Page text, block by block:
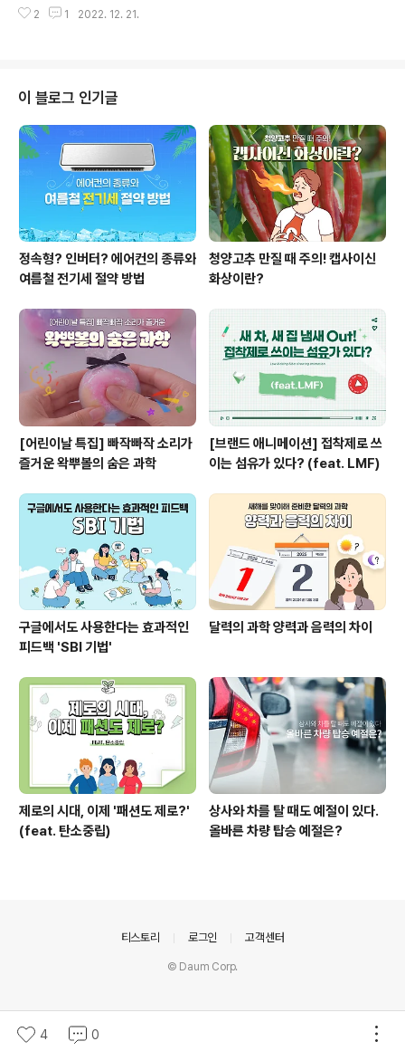
까지 온실가스 배출량을 23% 감축하고 2050년 ‘넷 제로’
23년을 대비해 한 발 빠르게 준비해보시는 것은 어떨까
있는데요. 2022년 하반기, 휴비스에는 어떤 소식이 있었
는지 정리해보도록 하겠습니다. ■ 건강기능성 브랜드 '웰
에버' 출시 지난 8월, 휴비스는 건강기능성섬유 통합 브랜
드 '웰에버(Wellever)'를 론칭하고 고기능 차별화 제품 라
인업 강화에 나섰습니다. 웰에버는 ‘well(건강한)’과 ‘eve
r(언제나)’..
2 1 2022. 12. 21.
이 블로그 인기글
정속형? 인버터? 에어컨의 종류와
여름철 전기세 절약 방법
청양고추 만질 때 주의! 캡사이신
화상이란?
[어린이날 특집] 빠작빠작 소리가
즐거운 왁뿌볼의 숨은 과학
[브랜드 애니메이션] 접착제로 쓰
이는 섬유가 있다? (feat. LMF)
구글에서도 사용한다는 효과적인
피드백 'SBI 기법'
달력의 과학 양력과 음력의 차이
제로의 시대, 이제 '패션도 제로?'
(feat. 탄소중립)
상사와 차를 탈 때도 예절이 있다.
올바른 차량 탑승 예절은?
4 0
티스토리 로그인 고객센터
© Daum Corp.